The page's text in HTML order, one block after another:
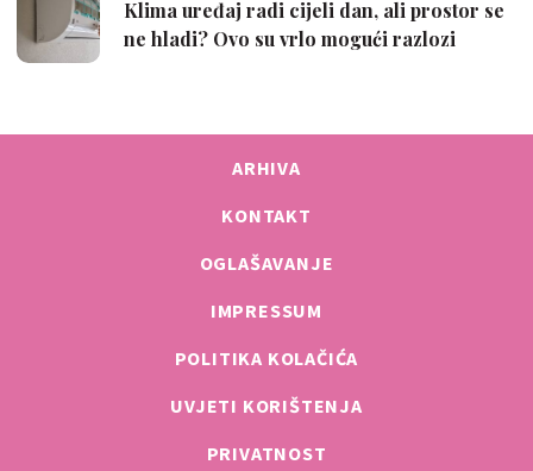
ARHIVA
KONTAKT
OGLAŠAVANJE
IMPRESSUM
POLITIKA KOLAČIĆA
UVJETI KORIŠTENJA
PRIVATNOST